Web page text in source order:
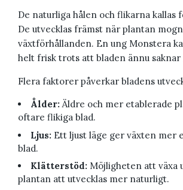
De naturliga hålen och flikarna kallas
De utvecklas främst när plantan
växtförhållanden. En ung Monstera
helt frisk trots att bladen ännu saknar
Flera faktorer påverkar bladens
Ålder: Äldre och mer etablerade
oftare flikiga blad.
Ljus: Ett ljust läge ger växten mer
blad.
Klätterstöd: Möjligheten att växa
plantan att utvecklas mer naturligt.